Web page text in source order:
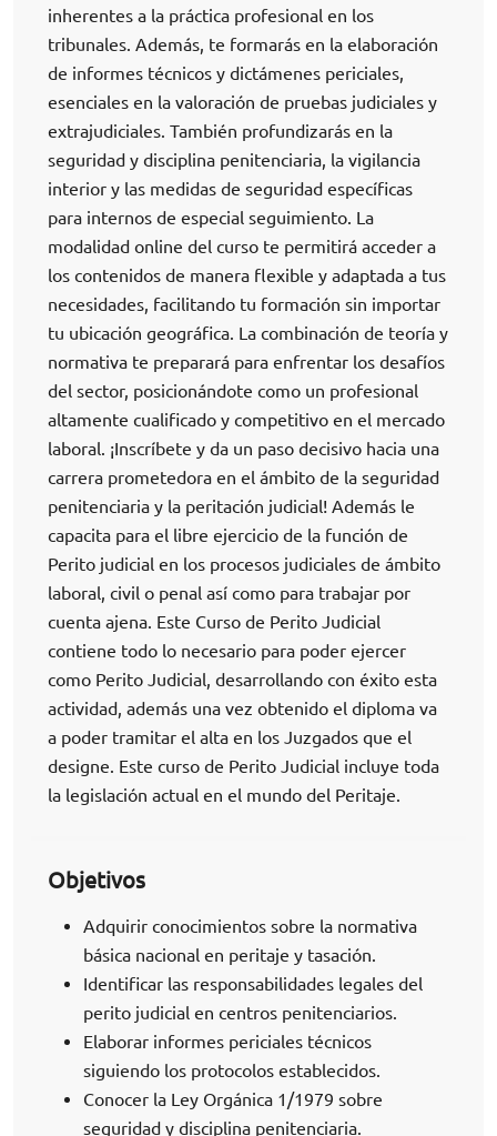
inherentes a la práctica profesional en los
tribunales. Además, te formarás en la elaboración
de informes técnicos y dictámenes periciales,
esenciales en la valoración de pruebas judiciales y
extrajudiciales. También profundizarás en la
seguridad y disciplina penitenciaria, la vigilancia
interior y las medidas de seguridad específicas
para internos de especial seguimiento. La
modalidad online del curso te permitirá acceder a
los contenidos de manera flexible y adaptada a tus
necesidades, facilitando tu formación sin importar
tu ubicación geográfica. La combinación de teoría y
normativa te preparará para enfrentar los desafíos
del sector, posicionándote como un profesional
altamente cualificado y competitivo en el mercado
laboral. ¡Inscríbete y da un paso decisivo hacia una
carrera prometedora en el ámbito de la seguridad
penitenciaria y la peritación judicial! Además le
capacita para el libre ejercicio de la función de
Perito judicial en los procesos judiciales de ámbito
laboral, civil o penal así como para trabajar por
cuenta ajena. Este Curso de Perito Judicial
contiene todo lo necesario para poder ejercer
como Perito Judicial, desarrollando con éxito esta
actividad, además una vez obtenido el diploma va
a poder tramitar el alta en los Juzgados que el
designe. Este curso de Perito Judicial incluye toda
la legislación actual en el mundo del Peritaje.
Objetivos
Adquirir conocimientos sobre la normativa
básica nacional en peritaje y tasación.
Identificar las responsabilidades legales del
perito judicial en centros penitenciarios.
Elaborar informes periciales técnicos
siguiendo los protocolos establecidos.
Conocer la Ley Orgánica 1/1979 sobre
seguridad y disciplina penitenciaria.